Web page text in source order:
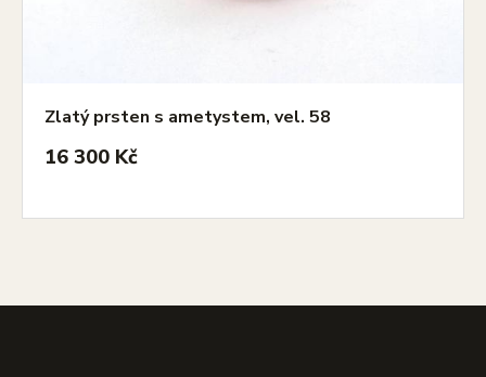
Zlatý prsten s ametystem, vel. 58
16 300 Kč